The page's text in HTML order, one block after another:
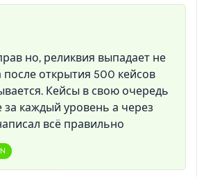
но, реликвия выпадает не
после открытия 500 кейсов
Кейсы в свою очередь
за каждый уровень а через
всё правильно